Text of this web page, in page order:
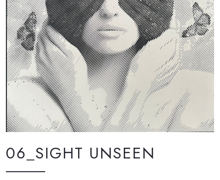
06_SIGHT UNSEEN